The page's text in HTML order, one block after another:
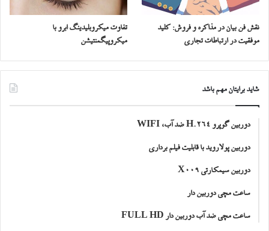
نقش فن بیان در مذاکره و فروش: کلید
موفقیت در ارتباطات تجاری
تفاوت میکروبلیدینگ ابرو با
میکروپیگمنتیشن
شاید برایتان مهم باشد
دوربین گوپرو H.264 ضد آب، WIFI
دوربین پولاروید با قابلیت فیلم برداری
دوربین سیمکارتی X009
ساعت مچی دوربین دار
ساعت مچی ضد آب دوربین دار FULL HD